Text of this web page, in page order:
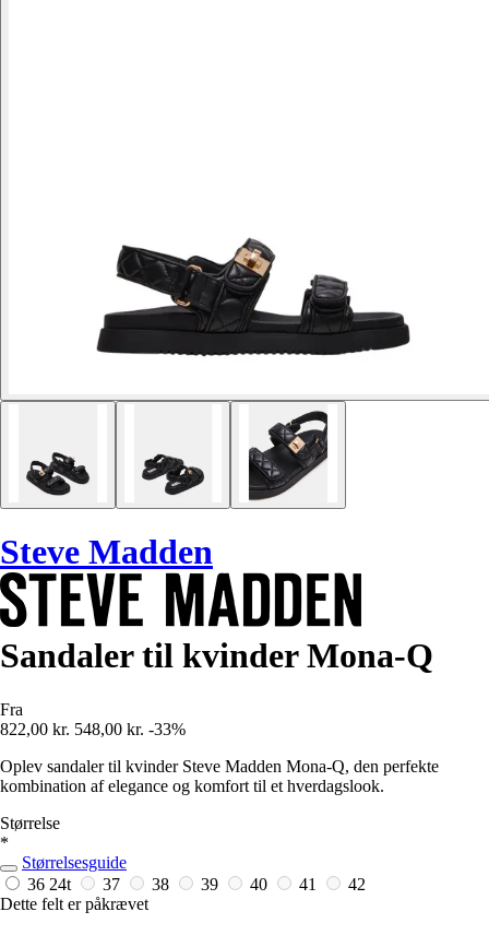
Steve Madden
Sandaler til kvinder Mona-Q
Fra
822,00 kr. 548,00 kr. -33%
Oplev sandaler til kvinder Steve Madden Mona-Q, den perfekte
kombination af elegance og komfort til et hverdagslook.
Størrelse
*
Størrelsesguide
36 24t 37 38 39 40 41
42
Dette felt er påkrævet